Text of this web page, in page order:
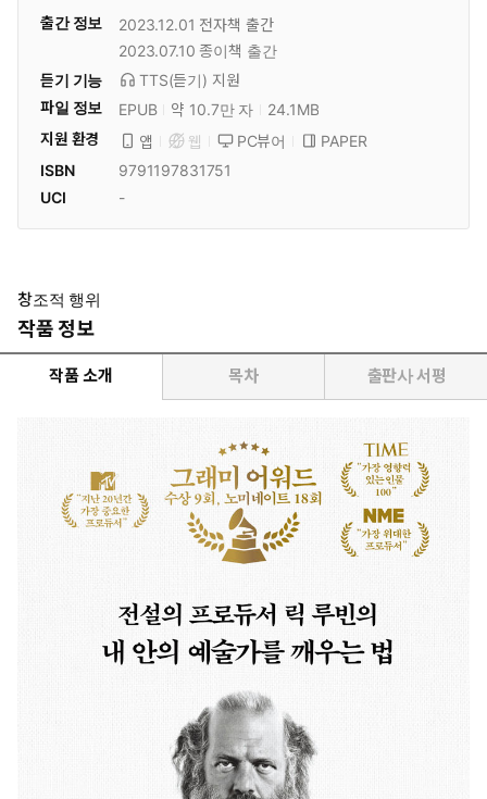
출간 정보 2023.12.01 전자책 출간
2023.07.10 종이책 출간
듣기 기능
TTS(듣기) 지원
파일 정보
EPUB 약 10.7만 자
24.1MB
지원 환경
앱 웹 PC뷰어
PAPER
ISBN
9791197831751
UCI
-
창조적 행위
작품 정보
작품 소개 목차 출판사 서평